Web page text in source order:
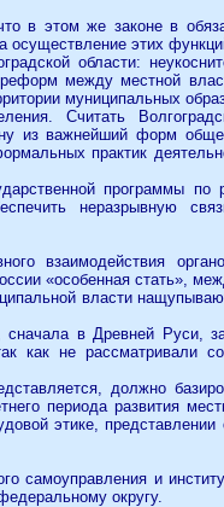
в этом же законе в
осуществление этих
области:
реформ между местной
муниципальных
Считать
из важнейший форм
практик
программы по
неразрывную
взаимодействия
«особенная стать»,
власти
сначала в Древней Руси,
как не рассматривали
должно
периода развития
этике,
самоуправления и
округу.